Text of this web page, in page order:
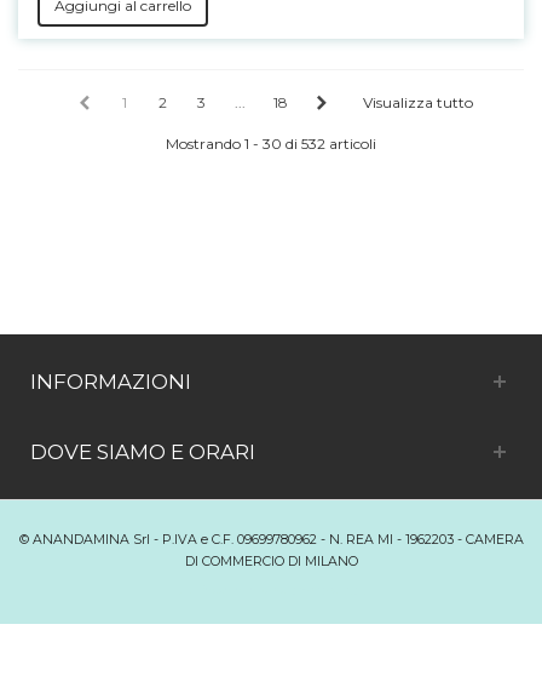
Aggiungi al carrello
1 2 3 ... 18 Visualizza tutto
Mostrando 1 - 30 di 532 articoli
INFORMAZIONI
DOVE SIAMO E ORARI
© ANANDAMINA Srl - P.IVA e C.F. 09699780962 - N. REA MI - 1962203 - CAMERA
DI COMMERCIO DI MILANO